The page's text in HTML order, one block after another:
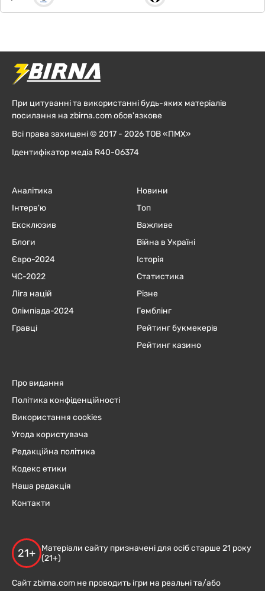
При цитуванні та використанні будь-яких матеріалів
посилання на zbirna.com обов'язкове
Всі права захищені © 2017 - 2026 ТОВ «ПМХ»
Ідентифікатор медіа R40-06374
Аналітика
Інтерв'ю
Ексклюзив
Блоги
Євро-2024
ЧC-2022
Ліга націй
Олімпіада-2024
Гравці
Новини
Топ
Важливе
Війна в Україні
Історія
Статистика
Різне
Гемблінг
Рейтинг букмекерів
Рейтинг казино
Про видання
Політика конфіденційності
Використання cookies
Угода користувача
Редакційна політика
Кодекс етики
Наша редакція
Контакти
21+
Матеріали сайту призначені для осіб старше 21 року
(21+)
Сайт zbirna.com не проводить ігри на реальні та/або